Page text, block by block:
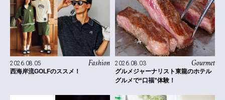
Fashion
2026.08.05
西海岸流GOLFのススメ！
Gourmet
2026.08.03
グルメジャーナリスト東龍のホテル
グルメで“口福”体験！